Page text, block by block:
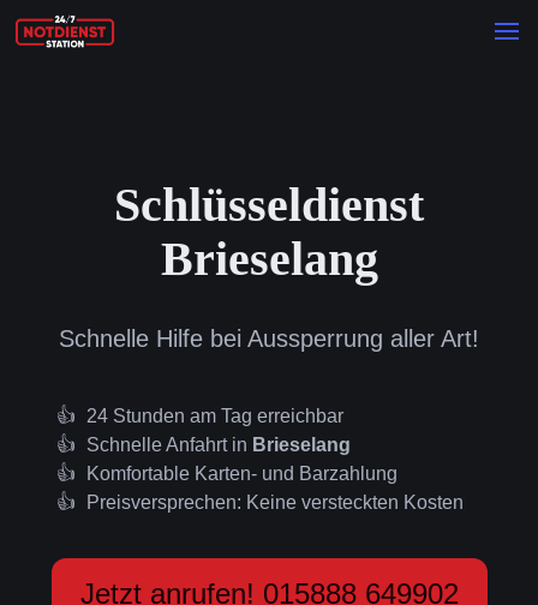
Schlüsseldienst
Brieselang
Schnelle Hilfe bei Aussperrung aller Art!
24 Stunden am Tag erreichbar
Schnelle Anfahrt in Brieselang
Komfortable Karten- und Barzahlung
Preisversprechen: Keine versteckten Kosten
Jetzt anrufen! 015888 649902